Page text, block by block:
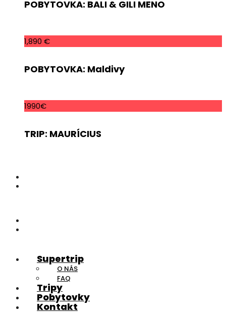
POBYTOVKA: BALI & GILI MENO
1,890 €
POBYTOVKA: Maldivy
1990€
TRIP: MAURÍCIUS
Supertrip
O NÁS
FAQ
Tripy
Pobytovky
Kontakt